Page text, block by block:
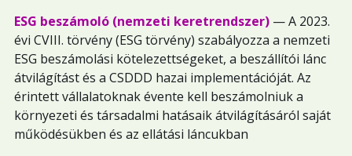
ESG beszámoló (nemzeti keretrendszer) — A 2023.
évi CVIII. törvény (ESG törvény) szabályozza a nemzeti
ESG beszámolási kötelezettségeket, a beszállítói lánc
átvilágítást és a CSDDD hazai implementációját. Az
érintett vállalatoknak évente kell beszámolniuk a
környezeti és társadalmi hatásaik átvilágításáról saját
működésükben és az ellátási láncukban